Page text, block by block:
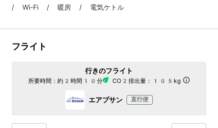
/ Wi-Fi / 暖房 / 電気ケトル
フライト
行きのフライト
所要時間： 約2時間10分 CO2排出量： 105kg
エアプサン 直行便